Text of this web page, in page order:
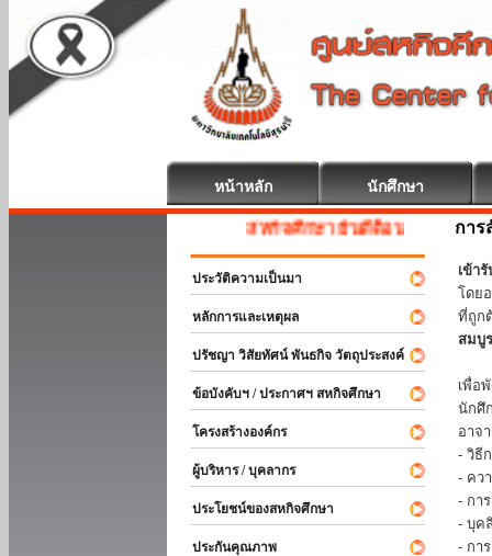
หน้าหลัก นักศึกษา
สหกิจศึกษา ยินดีต้อนรับ
ประวัติความเป็นมา
หลักการและเหตุผล
ปรัชญา วิสัยทัศน์ พันธกิจ วัตถุประสงค์
ข้อบังคับฯ / ประกาศฯ สหกิจศึกษา
โครงสร้างองค์กร
ผู้บริหาร / บุคลากร
ประโยชน์ของสหกิจศึกษา
ประกันคุณภาพ
การ
เข้า
โดย
ที่ถูก
สมบู
เพื่อ
นักศึ
อาจ
- วิธี
- คว
- กา
- บุค
- กา